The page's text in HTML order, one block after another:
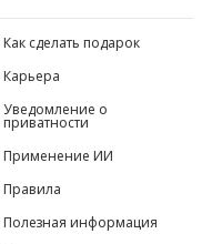
Как сделать подарок
Карьера
Уведомление о
приватности
Применение ИИ
Правила
Полезная информация